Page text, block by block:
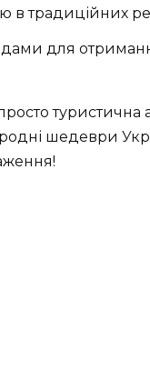
в традиційних
для
туристична
шедеври